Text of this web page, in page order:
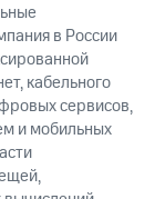
в России
кабельного
сервисов,
и мобильных